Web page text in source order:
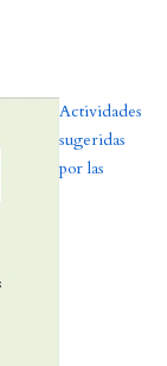
Actividades
sugeridas
por las